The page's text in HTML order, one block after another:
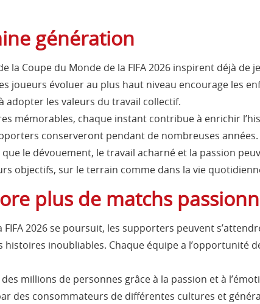
génération
la Coupe du Monde de la FIFA 2026 inspirent déjà
joueurs évoluer au plus haut niveau encourage les
adopter les valeurs du travail collectif.
mémorables, chaque instant contribue à enrichir
conserveront pendant de nombreuses années.
le dévouement, le travail acharné et la passion
objectifs, sur le terrain comme dans la vie
plus de matchs
2026 se poursuit, les supporters peuvent
inoubliables. Chaque équipe a l’opportunité
millions de personnes grâce à la passion et à
des consommateurs de différentes cultures et